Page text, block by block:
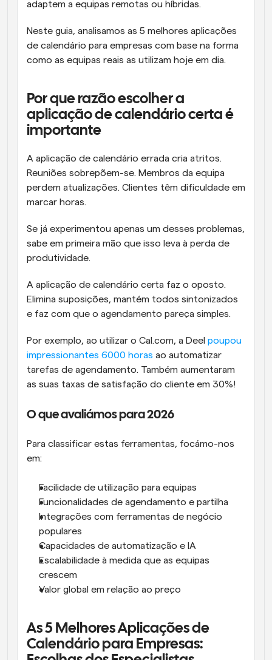
adaptem a equipas remotas ou híbridas.
Neste guia, analisamos as 5 melhores aplicações
de calendário para empresas com base na forma
como as equipas reais as utilizam hoje em dia.
Por que razão escolher a
aplicação de calendário certa é
importante
A aplicação de calendário errada cria atritos.
Reuniões sobrepõem-se. Membros da equipa
perdem atualizações. Clientes têm dificuldade em
marcar horas.
Se já experimentou apenas um desses problemas,
sabe em primeira mão que isso leva à perda de
produtividade.
A aplicação de calendário certa faz o oposto.
Elimina suposições, mantém todos sintonizados
e faz com que o agendamento pareça simples.
Por exemplo, ao utilizar o Cal.com, a Deel poupou
impressionantes 6000 horas ao automatizar
tarefas de agendamento. Também aumentaram
as suas taxas de satisfação do cliente em 30%!
O que avaliámos para 2026
Para classificar estas ferramentas, focámo-nos
em:
Facilidade de utilização para equipas
Funcionalidades de agendamento e partilha
Integrações com ferramentas de negócio
populares
Capacidades de automatização e IA
Escalabilidade à medida que as equipas
crescem
Valor global em relação ao preço
As 5 Melhores Aplicações de
Calendário para Empresas: